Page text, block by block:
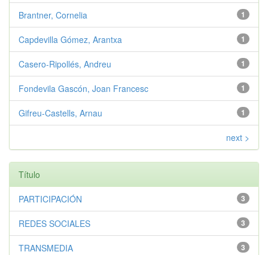
1
Brantner, Cornelia
1
Capdevilla Gómez, Arantxa
1
Casero-Ripollés, Andreu
1
Fondevila Gascón, Joan Francesc
1
Gifreu-Castells, Arnau
next >
Título
3
PARTICIPACIÓN
3
REDES SOCIALES
3
TRANSMEDIA